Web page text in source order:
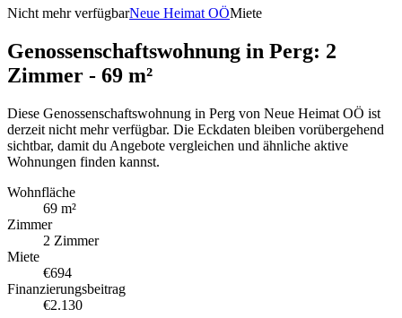
Nicht mehr verfügbarNeue Heimat OÖMiete
Genossenschaftswohnung in Perg: 2
Zimmer - 69 m²
Diese Genossenschaftswohnung in Perg von Neue Heimat OÖ ist
derzeit nicht mehr verfügbar. Die Eckdaten bleiben vorübergehend
sichtbar, damit du Angebote vergleichen und ähnliche aktive
Wohnungen finden kannst.
Wohnfläche
69 m²
Zimmer
2 Zimmer
Miete
€694
Finanzierungsbeitrag
€2.130